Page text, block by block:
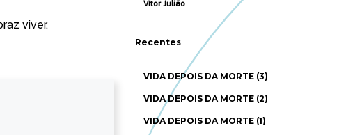
viver.
Vítor Julião
Recentes
VIDA DEPOIS DA MORTE (3)
VIDA DEPOIS DA MORTE (2)
VIDA DEPOIS DA MORTE (1)